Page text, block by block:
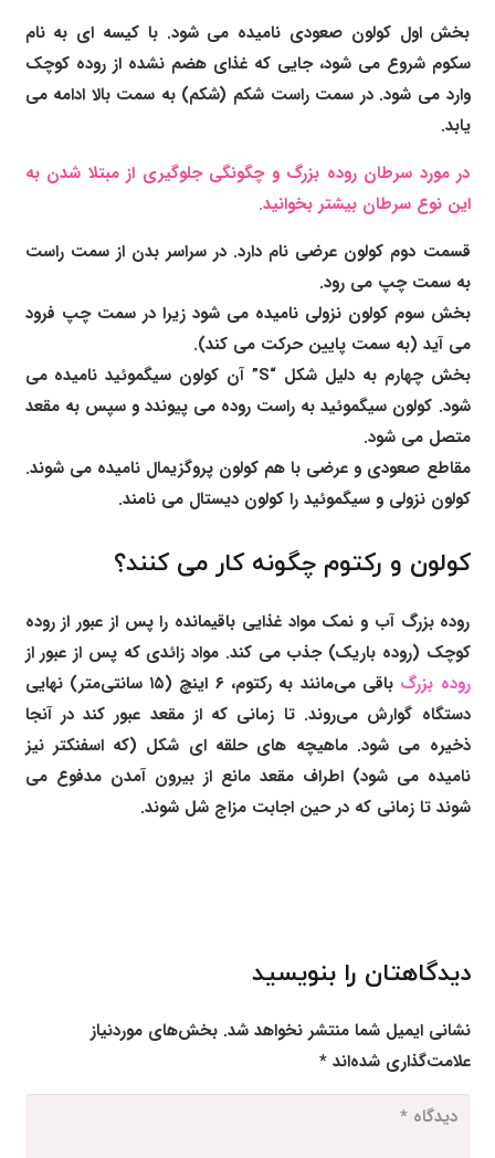
بخش اول کولون صعودی نامیده می شود. با کیسه ای به نام
سکوم شروع می شود، جایی که غذای هضم نشده از روده کوچک
وارد می شود. در سمت راست شکم (شکم) به سمت بالا ادامه می
یابد.
در مورد سرطان روده بزرگ و چگونگی جلوگیری از مبتلا شدن به
این نوع سرطان بیشتر بخوانید.
قسمت دوم کولون عرضی نام دارد. در سراسر بدن از سمت راست
به سمت چپ می رود.
بخش سوم کولون نزولی نامیده می شود زیرا در سمت چپ فرود
می آید (به سمت پایین حرکت می کند).
بخش چهارم به دلیل شکل “S” آن کولون سیگموئید نامیده می
شود. کولون سیگموئید به راست روده می پیوندد و سپس به مقعد
متصل می شود.
مقاطع صعودی و عرضی با هم کولون پروگزیمال نامیده می شوند.
کولون نزولی و سیگموئید را کولون دیستال می نامند.
کولون و رکتوم چگونه کار می کنند؟
روده بزرگ آب و نمک مواد غذایی باقیمانده را پس از عبور از روده
کوچک (روده باریک) جذب می کند. مواد زائدی که پس از عبور از
روده بزرگ
باقی می‌مانند به رکتوم، ۶ اینچ (۱۵ سانتی‌متر) نهایی
دستگاه گوارش می‌روند. تا زمانی که از مقعد عبور کند در آنجا
ذخیره می شود. ماهیچه های حلقه ای شکل (که اسفنکتر نیز
نامیده می شود) اطراف مقعد مانع از بیرون آمدن مدفوع می
شوند تا زمانی که در حین اجابت مزاج شل شوند.
دیدگاهتان را بنویسید
نشانی ایمیل شما منتشر نخواهد شد. بخش‌های موردنیاز
علامت‌گذاری شده‌اند*